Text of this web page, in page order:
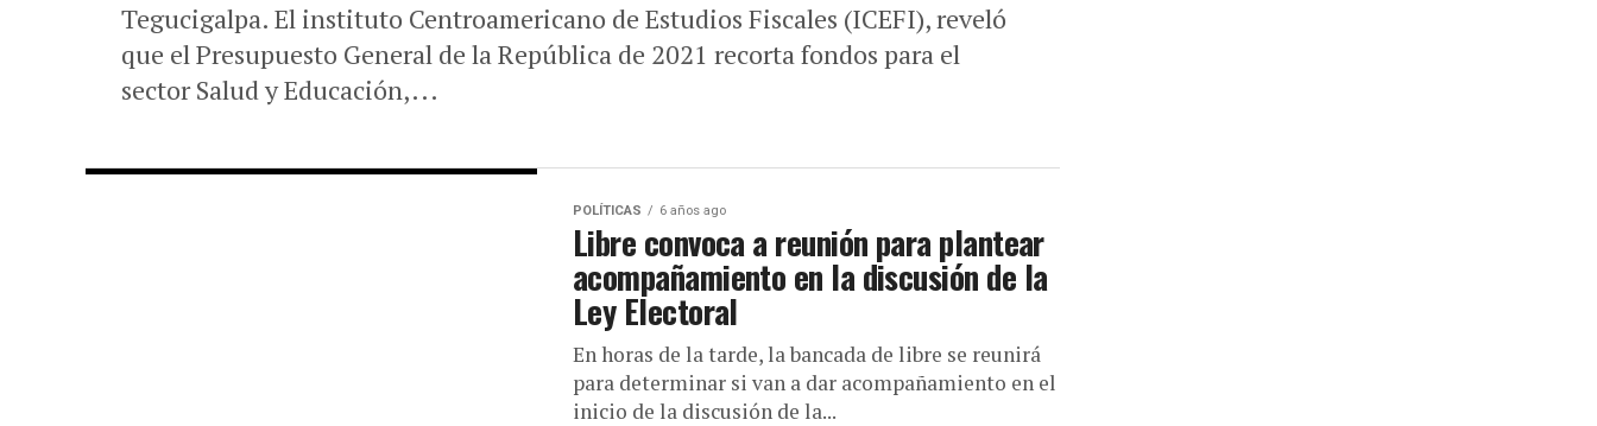
Tegucigalpa. El instituto Centroamericano de Estudios Fiscales (ICEFI), reveló
que el Presupuesto General de la República de 2021 recorta fondos para el
sector Salud y Educación,...
POLÍTICAS 6 años ago
Libre convoca a reunión para plantear
acompañamiento en la discusión de la
Ley Electoral
En horas de la tarde, la bancada de libre se reunirá
para determinar si van a dar acompañamiento en el
inicio de la discusión de la...